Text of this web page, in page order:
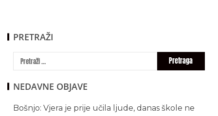
PRETRAŽI
NEDAVNE OBJAVE
Bošnjo: Vjera je prije učila ljude, danas škole ne